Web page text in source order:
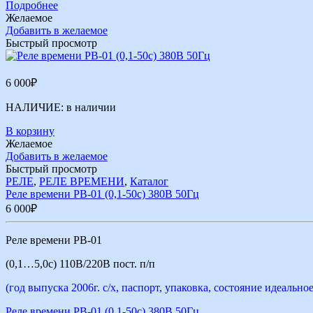
Подробнее
Желаемое
Добавить в желаемое
Быстрый просмотр
6 000₽
НАЛИЧИЕ: в наличии
В корзину
Желаемое
Добавить в желаемое
Быстрый просмотр
РЕЛЕ, РЕЛЕ ВРЕМЕНИ, Каталог
Реле времени РВ-01 (0,1-50с) 380В 50Гц
6 000₽
Реле времени РВ-01
(0,1…5,0с) 110В/220В пост. п/п
(год выпуска 2006г. с/х, паспорт, упаковка, состояние